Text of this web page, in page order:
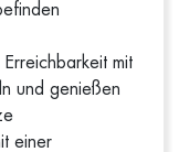
mit
und genießen
einer